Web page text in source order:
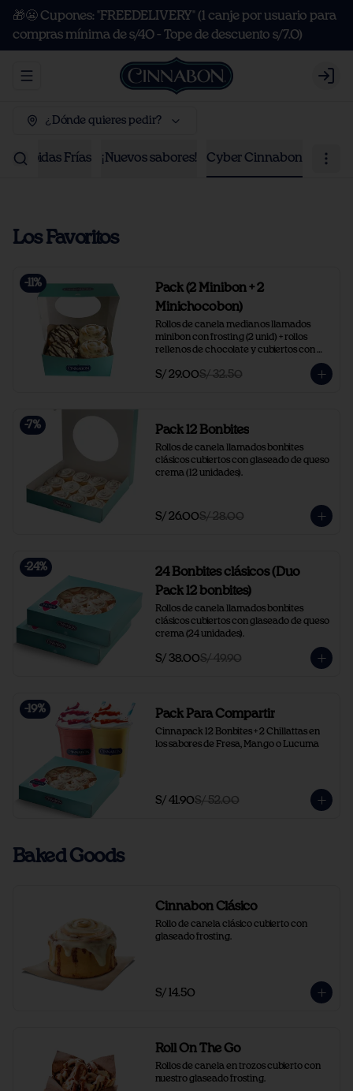
🎁😬 Cupones: "FREEDELIVERY" (1 canje por usuario para
compras mínima de s/40 - Tope de descuento s/7.0)
Abrir menu de navegación
¿Dónde quieres pedir?
Bebidas Frías ¡Nuevos sabores! Cyber Cinnabon
Los Favoritos
-11 %
Pack (2 Minibon + 2
Minichocobon)
Rollos de canela medianos llamados
minibon con frosting (2 unid) + rollos
rellenos de chocolate y cubiertos con
S/ 29.00S/ 32.50
-7% Pack 12 Bonbites
Rollos de canela llamados bonbites
clásicos cubiertos con glaseado de queso
crema (12 unidades).
S/ 26.00S/ 28.00
-24%
24 Bonbites clásicos (Duo
Pack 12 bonbites)
Rollos de canela llamados bonbites
clásicos cubiertos con glaseado de queso
crema (24 unidades).
S/ 38.00S/ 49.90
-19% Pack Para Compartir
Cinnapack 12 Bonbites + 2 Chillattas en
los sabores de Fresa, Mango o Lucuma
S/ 41.90S/ 52.00
Baked Goods
Cinnabon Clásico
Rollo de canela clásico cubierto con
glaseado frosting.
S/ 14.50
Roll On The Go
Rollos de canela en trozos cubierto con
nuestro glaseado frosting.